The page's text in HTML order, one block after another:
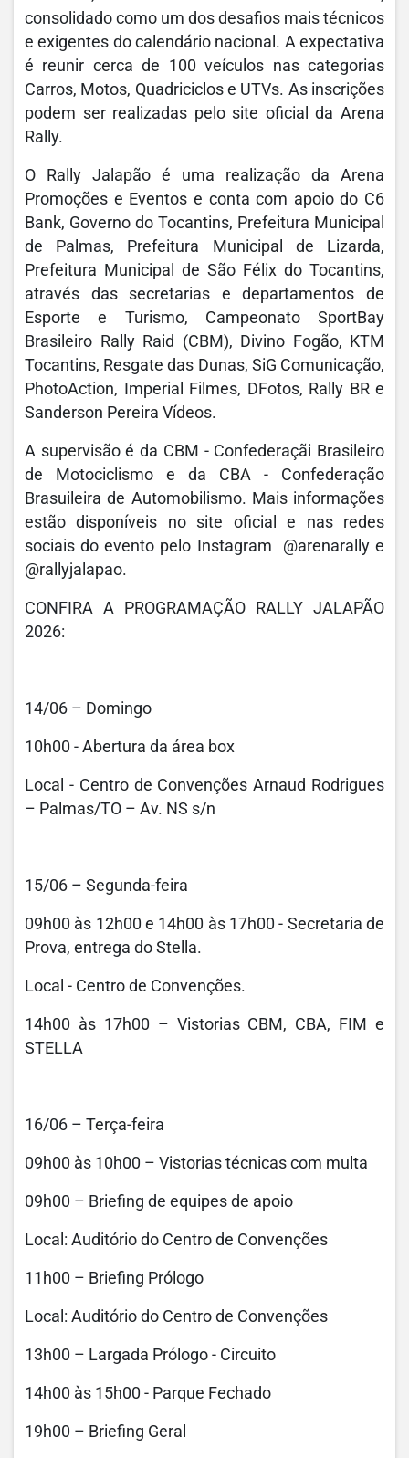
consolidado como um dos desafios mais técnicos
e exigentes do calendário nacional. A expectativa
é reunir cerca de 100 veículos nas categorias
Carros, Motos, Quadriciclos e UTVs. As inscrições
podem ser realizadas pelo site oficial da Arena
Rally.
O Rally Jalapão é uma realização da Arena
Promoções e Eventos e conta com apoio do C6
Bank, Governo do Tocantins, Prefeitura Municipal
de Palmas, Prefeitura Municipal de Lizarda,
Prefeitura Municipal de São Félix do Tocantins,
através das secretarias e departamentos de
Esporte e Turismo, Campeonato SportBay
Brasileiro Rally Raid (CBM), Divino Fogão, KTM
Tocantins, Resgate das Dunas, SiG Comunicação,
PhotoAction, Imperial Filmes, DFotos, Rally BR e
Sanderson Pereira Vídeos.
A supervisão é da CBM - Confederaçãi Brasileiro
de Motociclismo e da CBA - Confederação
Brasuileira de Automobilismo. Mais informações
estão disponíveis no site oficial e nas redes
sociais do evento pelo Instagram @arenarally e
@rallyjalapao.
CONFIRA A PROGRAMAÇÃO RALLY JALAPÃO
2026:
14/06 – Domingo
10h00 - Abertura da área box
Local - Centro de Convenções Arnaud Rodrigues
– Palmas/TO – Av. NS s/n
15/06 – Segunda-feira
09h00 às 12h00 e 14h00 às 17h00 - Secretaria de
Prova, entrega do Stella.
Local - Centro de Convenções.
14h00 às 17h00 – Vistorias CBM, CBA, FIM e
STELLA
16/06 – Terça-feira
09h00 às 10h00 – Vistorias técnicas com multa
09h00 – Briefing de equipes de apoio
Local: Auditório do Centro de Convenções
11h00 – Briefing Prólogo
Local: Auditório do Centro de Convenções
13h00 – Largada Prólogo - Circuito
14h00 às 15h00 - Parque Fechado
19h00 – Briefing Geral